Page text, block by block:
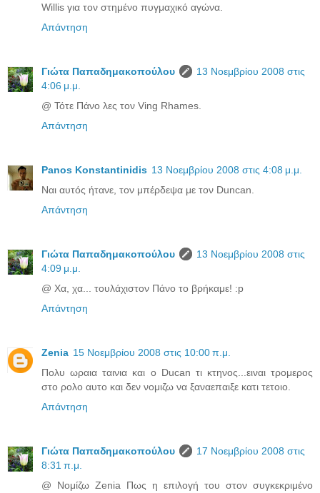
Willis για τον στημένο πυγμαχικό αγώνα.
Απάντηση
Γιώτα Παπαδημακοπούλου
13 Νοεμβρίου 2008 στις
4:06 μ.μ.
@ Τότε Πάνο λες τον Ving Rhames.
Απάντηση
Panos Konstantinidis 13 Νοεμβρίου 2008 στις 4:08 μ.μ.
Ναι αυτός ήτανε, τον μπέρδεψα με τον Duncan.
Απάντηση
Γιώτα Παπαδημακοπούλου
13 Νοεμβρίου 2008 στις
4:09 μ.μ.
@ Χα, χα... τουλάχιστον Πάνο το βρήκαμε! :p
Απάντηση
Zenia 15 Νοεμβρίου 2008 στις 10:00 π.μ.
Πολυ ωραια ταινια και ο Ducan τι κτηνος...ειναι τρομερος
στο ρολο αυτο και δεν νομιζω να ξαναεπαιξε κατι τετοιο.
Απάντηση
Γιώτα Παπαδημακοπούλου
17 Νοεμβρίου 2008 στις
8:31 π.μ.
@ Νομίζω Zenia Πως η επιλογή του στον συγκεκριμένο